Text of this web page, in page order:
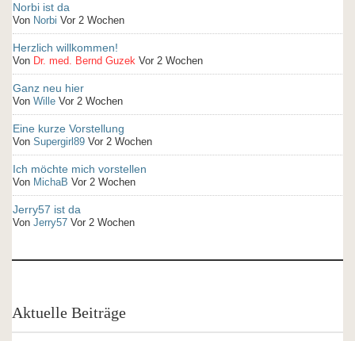
Norbi ist da
Von Norbi Vor 2 Wochen
Herzlich willkommen!
Von Dr. med. Bernd Guzek Vor 2 Wochen
Ganz neu hier
Von Wille Vor 2 Wochen
Eine kurze Vorstellung
Von Supergirl89 Vor 2 Wochen
Ich möchte mich vorstellen
Von MichaB Vor 2 Wochen
Jerry57 ist da
Von Jerry57 Vor 2 Wochen
Aktuelle Beiträge